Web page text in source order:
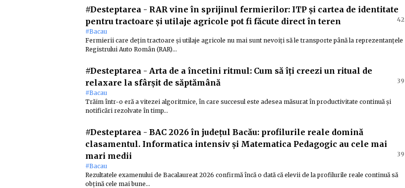
#Desteptarea - RAR vine în sprijinul fermierilor: ITP și cartea de identitate
pentru tractoare și utilaje agricole pot fi făcute direct în teren
42
#Bacau
Fermierii care dețin tractoare și utilaje agricole nu mai sunt nevoiți să le transporte până la reprezentanțele
Registrului Auto Român (RAR)…
#Desteptarea - Arta de a încetini ritmul: Cum să îți creezi un ritual de
relaxare la sfârșit de săptămână
39
#Bacau
Trăim într-o eră a vitezei algoritmice, în care succesul este adesea măsurat în productivitate continuă și
notificări rezolvate în timp…
#Desteptarea - BAC 2026 în județul Bacău: profilurile reale domină
clasamentul. Informatica intensiv și Matematica Pedagogic au cele mai
mari medii
39
#Bacau
Rezultatele examenului de Bacalaureat 2026 confirmă încă o dată că elevii de la profilurile reale continuă să
obțină cele mai bune…